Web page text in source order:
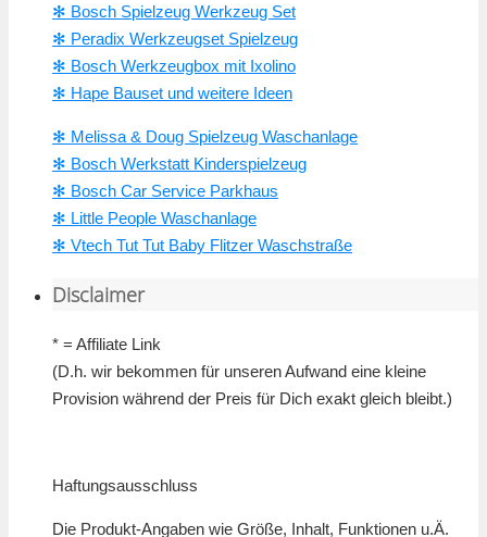
✻ Bosch Spielzeug Werkzeug Set
✻ Peradix Werkzeugset Spielzeug
✻ Bosch Werkzeugbox mit Ixolino
✻ Hape Bauset und weitere Ideen
✻ Melissa & Doug Spielzeug Waschanlage
✻ Bosch Werkstatt Kinderspielzeug
✻ Bosch Car Service Parkhaus
✻ Little People Waschanlage
✻ Vtech Tut Tut Baby Flitzer Waschstraße
Disclaimer
* = Affiliate Link
(D.h. wir bekommen für unseren Aufwand eine kleine
Provision während der Preis für Dich exakt gleich bleibt.)
Haftungsausschluss
Die Produkt-Angaben wie Größe, Inhalt, Funktionen u.Ä.